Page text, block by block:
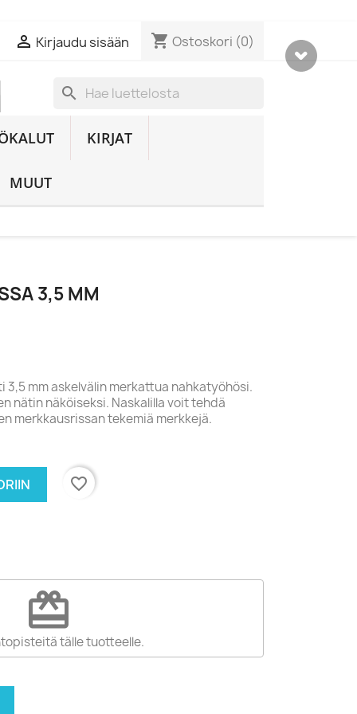
 Kirjaudu sisään shopping_cart Ostoskori (0)
search
KIRJAT
MUUT
3,5 MM
3,5 mm askelvälin merkattua nahkatyöhösi.
nätin näköiseksi. Naskalilla voit tehdä
merkkausrissan tekemiä merkkejä.
favorite_border
redeem
tälle tuotteelle.